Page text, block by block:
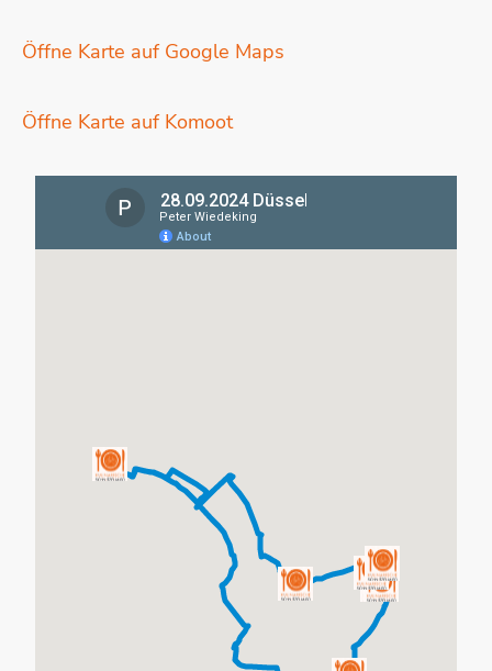
Öffne Karte auf Google Maps
Öffne Karte auf Komoot